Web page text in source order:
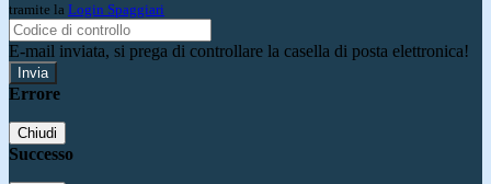
tramite la Login Spaggiari
E-mail inviata, si prega di controllare la casella di posta elettronica!
Errore
Chiudi
Successo